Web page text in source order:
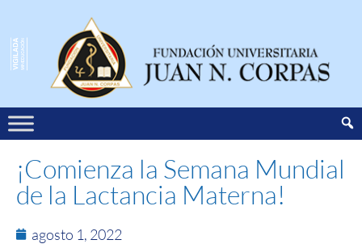
¡Comienza la Semana Mundial
de la Lactancia Materna!
agosto 1, 2022